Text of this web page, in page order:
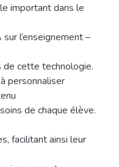
important dans le
l’enseignement –
cette technologie.
personnaliser
de chaque élève.
facilitant ainsi leur